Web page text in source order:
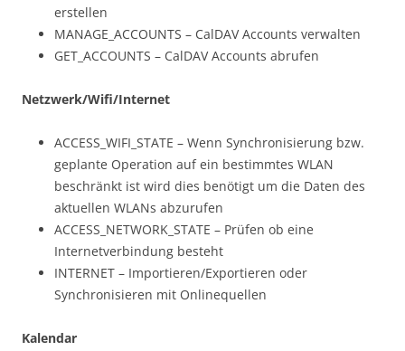
erstellen
MANAGE_ACCOUNTS – CalDAV Accounts verwalten
GET_ACCOUNTS – CalDAV Accounts abrufen
Netzwerk/Wifi/Internet
ACCESS_WIFI_STATE – Wenn Synchronisierung bzw.
geplante Operation auf ein bestimmtes WLAN
beschränkt ist wird dies benötigt um die Daten des
aktuellen WLANs abzurufen
ACCESS_NETWORK_STATE – Prüfen ob eine
Internetverbindung besteht
INTERNET – Importieren/Exportieren oder
Synchronisieren mit Onlinequellen
Kalendar